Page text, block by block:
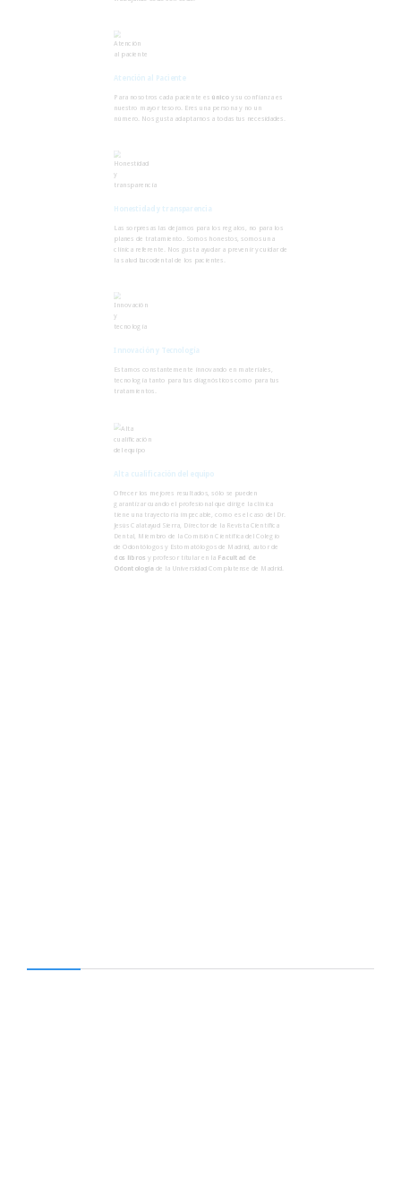
Atención al Paciente
Para nosotros cada paciente es únicoy su confianza es
nuestro mayor tesoro. Eres una persona y no un
número. Nos gusta adaptarnos a todas tus necesidades.
Honestidad y transparencia
Las sorpresas las dejamos para los regalos, no para los
planes de tratamiento. Somos honestos, somos una
clínica referente. Nos gusta ayudar a prevenir y cuidar de
la salud bucodental de los pacientes.
Innovación y Tecnología
Estamos constantemente innovando en materiales,
tecnología tanto para tus diagnósticos como para tus
tratamientos.
Alta cualificación del equipo
Ofrecer los mejores resultados, sólo se pueden
garantizar cuando el profesional que dirige la clínica
tiene una trayectoria impecable, como es el caso del Dr.
Jesús Calatayud Sierra, Director de la Revista Científica
Dental, Miembro de la Comisión Científica del Colegio
de Odontólogos y Estomatólogos de Madrid, autor de
dos libros y profesor titular en la Facultad de
Odontologíade la Universidad Complutense de Madrid.